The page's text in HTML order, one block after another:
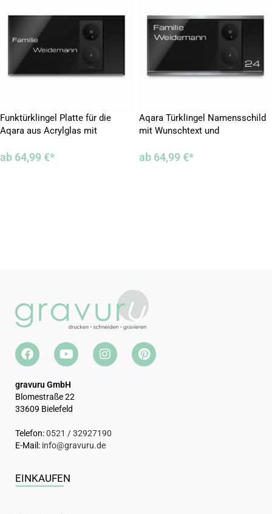
Funktürklingel Platte für die
Aqara aus Acrylglas mit
ab 64,99 €*
Aqara Türklingel Namensschild
mit Wunschtext und
ab 64,99 €*
gravuru GmbH
Blomestraße 22
33609 Bielefeld
Telefon:0521 / 32927190
E-Mail: info@gravuru.de
EINKAUFEN